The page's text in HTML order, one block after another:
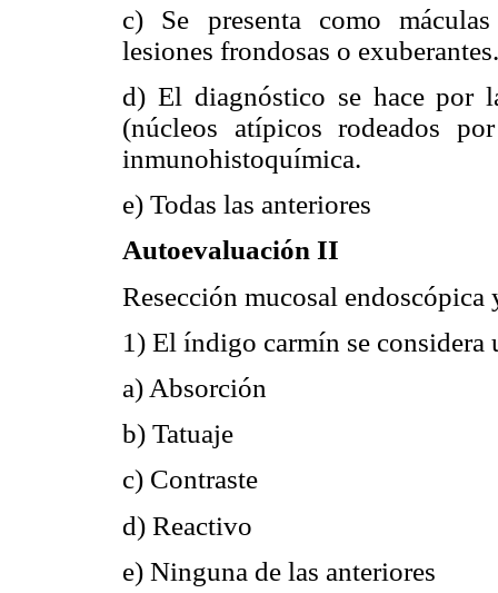
c) Se presenta como
lesiones frondosas o exuberantes.
d) El diagnóstico se hace por
(núcleos atípicos rodeados
inmunohistoquímica.
e) Todas las anteriores
Autoevaluación II
Resección mucosal
1) El índigo carmín se considera
a) Absorción
b) Tatuaje
c) Contraste
d) Reactivo
e) Ninguna de las anteriores